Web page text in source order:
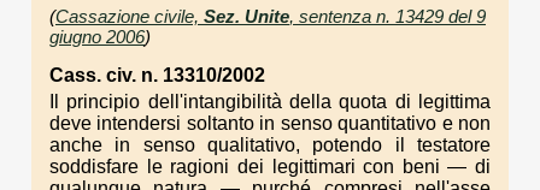
(Cassazione civile, Sez. Unite, sentenza n. 13429 del 9
giugno 2006)
Cass. civ. n. 13310/2002
Il principio dell'intangibilità della quota di legittima
deve intendersi soltanto in senso quantitativo e non
anche in senso qualitativo, potendo il testatore
soddisfare le ragioni dei legittimari con beni — di